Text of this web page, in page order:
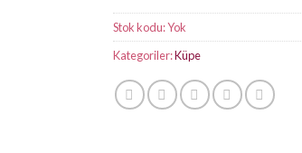
Stok kodu:Yok
Kategoriler:Küpe